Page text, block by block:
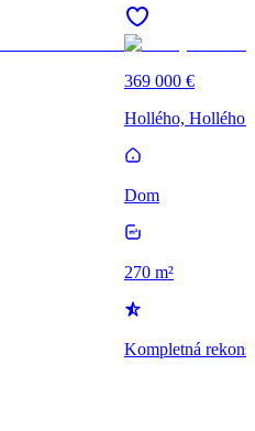
369 000 €
Hollého, Hollého
Dom
270 m²
Kompletná